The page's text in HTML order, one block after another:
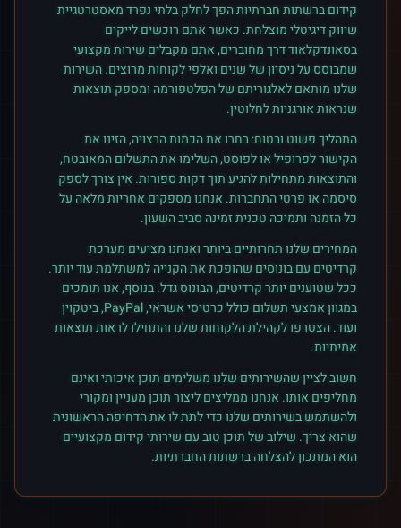
קידום ברשתות חברתיות הפך לחלק בלתי נפרד מאסטרטגיית
שיווק דיגיטלי מוצלחת. כאשר אתם רוכשיםלייקים
בסאונדקלאודדרך מחוברים, אתם מקבלים שירות מקצועי
שמבוסס על ניסיון של שנים ואלפי לקוחות מרוצים. השירות
שלנו מותאם לאלגוריתם של הפלטפורמה ומספק תוצאות
שנראות אורגניות לחלוטין.
התהליך פשוט ובטוח: בחרו את הכמות הרצויה, הזינו את
הקישור לפרופיל או לפוסט, השלימו את התשלום המאובטח,
והתוצאות מתחילות להגיע תוך דקות ספורות. אין צורך לספק
סיסמה או פרטי התחברות. אנחנו מספקים אחריות מלאה על
כל הזמנה ותמיכה טכנית זמינה סביב השעון.
המחירים שלנו תחרותיים ביותר ואנחנו מציעים מערכת
קרדיטים עם בונוסים שהופכת את הקנייה למשתלמת עוד יותר.
ככל שטוענים יותר קרדיטים, הבונוס גדל. בנוסף, אנו תומכים
במגוון אמצעי תשלום כולל כרטיסי אשראי, PayPal, ביטקוין
ועוד. הצטרפו לקהילת הלקוחות שלנו והתחילו לראות תוצאות
אמיתיות.
חשוב לציין שהשירותים שלנו משלימים תוכן איכותי ואינם
מחליפים אותו. אנחנו ממליצים ליצור תוכן מעניין ומקורי
ולהשתמש בשירותים שלנו כדי לתת לו את הדחיפה הראשונית
שהוא צריך. שילוב של תוכן טוב עם שירותי קידום מקצועיים
הוא המתכון להצלחה ברשתות החברתיות.